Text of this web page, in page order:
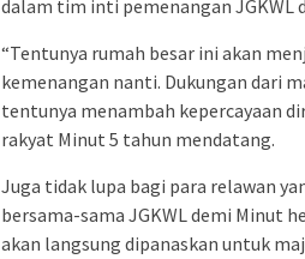
dalam tim inti pemenangan JGKWL
“Tentunya rumah besar ini akan
kemenangan nanti. Dukungan dari
tentunya menambah kepercayaan
rakyat Minut 5 tahun mendatang.
Juga tidak lupa bagi para relawan
bersama-sama JGKWL demi Minut
akan langsung dipanaskan untuk